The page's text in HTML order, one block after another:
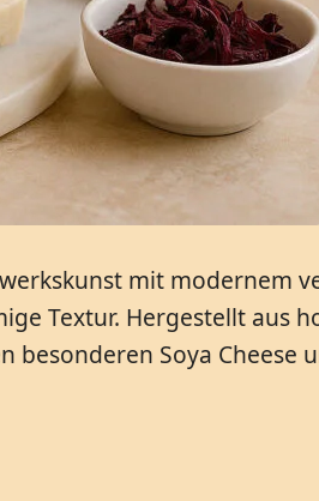
mit modernem
Textur. Hergestellt aus
Soya Cheese